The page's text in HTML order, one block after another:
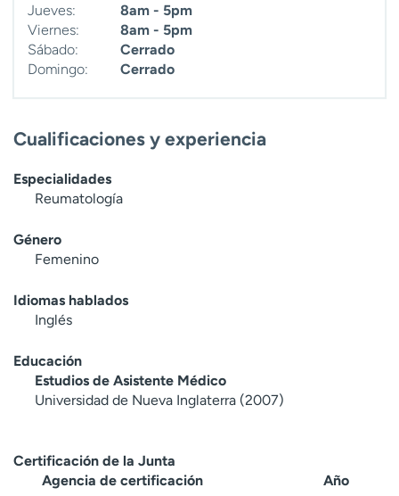
Jueves:
8am - 5pm
Viernes:
8am - 5pm
Sábado:
Cerrado
Domingo:
Cerrado
Cualificaciones y experiencia
Especialidades
Reumatología
Género
Femenino
Idiomas hablados
Inglés
Educación
Estudios de Asistente Médico
Universidad de Nueva Inglaterra (2007)
Certificación de la Junta
Agencia de certificación
Año